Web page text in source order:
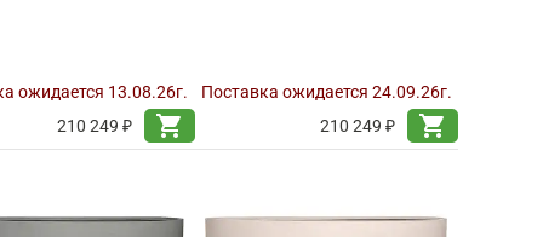
ожидается 13.08.26г.
210 249 ₽
shopping_cart
Поставка ожидается 24.09.26г.
210 249 ₽
shopping_cart